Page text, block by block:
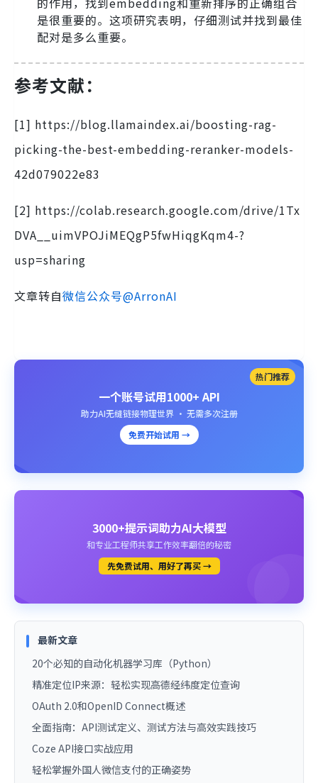
是很重要的。这项研究表明，仔细测试并找到最佳
配对是多么重要。
参考文献：
[1] https://blog.llamaindex.ai/boosting-rag-
picking-the-best-embedding-reranker-models-
42d079022e83
[2] https://colab.research.google.com/drive/1Tx
DVA__uimVPOJiMEQgP5fwHiqgKqm4-?
usp=sharing
文章转自微信公众号@ArronAI
热门推荐
一个账号试用1000+ API
助力AI无缝链接物理世界 · 无需多次注册
免费开始试用 →
3000+提示词助力AI大模型
和专业工程师共享工作效率翻倍的秘密
先免费试用、用好了再买 →
最新文章
20个必知的自动化机器学习库（Python）
精准定位IP来源：轻松实现高德经纬度定位查询
OAuth 2.0和OpenID Connect概述
全面指南：API测试定义、测试方法与高效实践技巧
Coze API接口实战应用
轻松掌握外国人微信支付的正确姿势